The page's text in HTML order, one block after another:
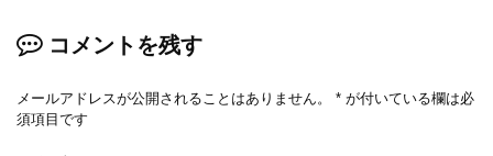
コメントを残す
メールアドレスが公開されることはありません。 * が付いている欄は必
須項目です